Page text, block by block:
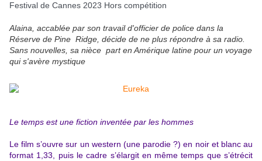
Festival de Cannes 2023 Hors compétition
Alaina, accablée par son travail d'officier de police dans la
Réserve de Pine Ridge, décide de ne plus répondre à sa radio.
Sans nouvelles, sa nièce part en Amérique latine pour un voyage
qui s'avère mystique
Le temps est une fiction inventée par les hommes
Le film s’ouvre sur un western (une parodie ?) en noir et blanc au
format 1,33, puis le cadre s’élargit en même temps que s’étrécit